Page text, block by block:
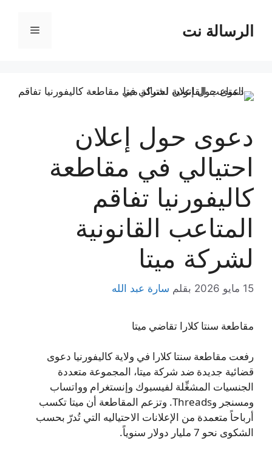
المحتوىالرسالة نت القائمة
دعوى حول إعلان
احتيالي في مقاطعة
كاليفورنيا تفاقم
المتاعب القانونية
لشركة ميتا
15 مايو 2026 بقلم سارة عبد الله
مقاطعة سنتا كلارا تقاضي ميتا
رفعت مقاطعة سنتا كلارا في ولاية كاليفورنيا دعوى
قضائية جديدة ضد شركة ميتا، المجموعة متعددة
الجنسيات المشغِّلة لفيسبوك وإنستغرام وواتساب
ومسنجر وThreads. وتزعم المقاطعة أن ميتا تكسب
أرباحاً متعمدة من الإعلانات الاحتياليه التي تُدرّ بحسب
الشكوى نحو 7 مليار دولار سنوياً.